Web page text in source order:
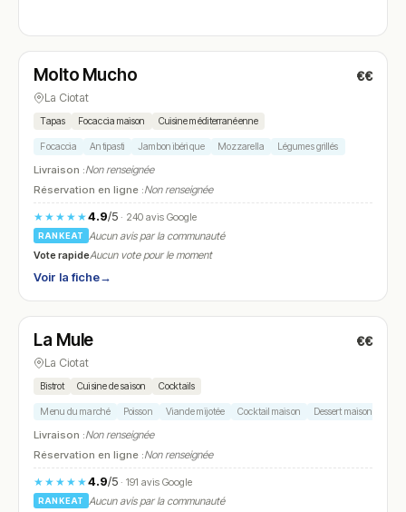
N° 4
Molto Mucho €€
La Ciotat
Tapas Focaccia maison Cuisine méditerranéenne
Focaccia Antipasti Jambon ibérique Mozzarella Légumes grillés
Livraison :Non renseignée
Réservation en ligne :Non renseignée
★★★★★4.9/5· 240 avis Google
RANKEAT
Aucun avis par la communauté
Vote rapideAucun vote pour le moment
Voir la fiche→
N° 5
La Mule €€
La Ciotat
Bistrot Cuisine de saison Cocktails
Menu du marché Poisson Viande mijotée Cocktail maison Dessert maison
Livraison :Non renseignée
Réservation en ligne :Non renseignée
★★★★★4.9/5· 191 avis Google
RANKEAT
Aucun avis par la communauté